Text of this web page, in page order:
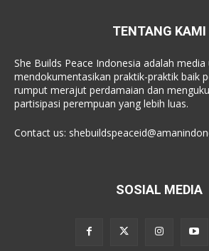
TENTANG KAMI
She Builds Peace Indonesia adalah media
mendokumentasikan praktik-praktik baik
rumput merajut perdamaian dan
partisipasi perempuan yang lebih luas.
Contact us:
SOSIAL MEDIA